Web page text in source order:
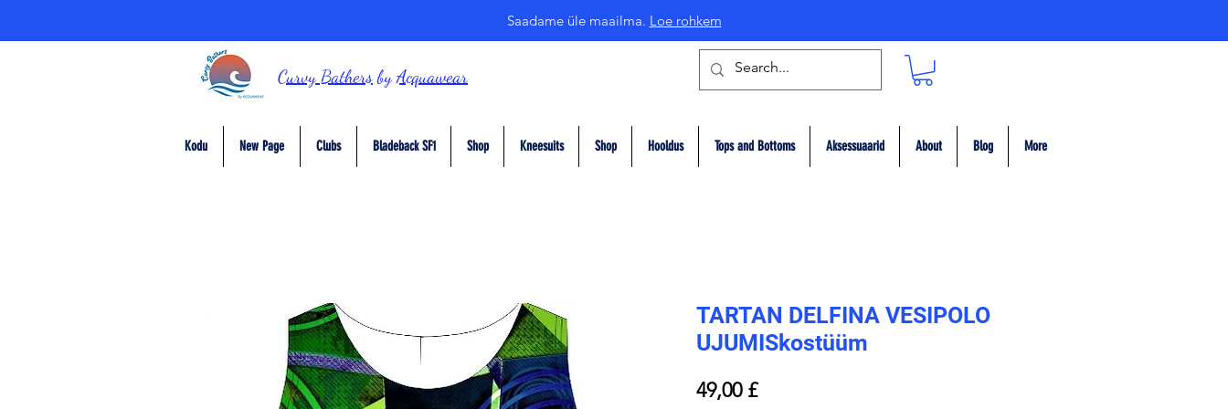
Saadame üle maailma. Loe rohkem
Curvy BathersbyAcquawear
Kodu New Page Clubs Bladeback SF1 Shop Kneesuits Shop Hooldus Tops and Bottoms Aksessuaarid About Blog More
TARTAN DELFINA VESIPOLO
UJUMISkostüüm
49,00 £Price